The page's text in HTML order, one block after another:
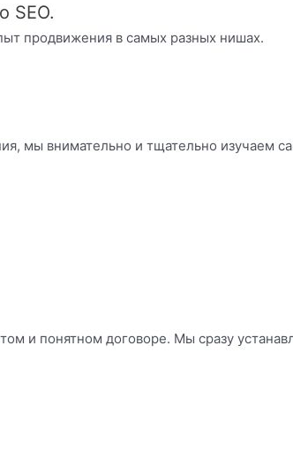
SEO.
продвижения в самых разных нишах.
мы внимательно и тщательно изучаем
и понятном договоре. Мы сразу